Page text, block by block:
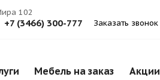
102
+7 (3466) 300-777 Заказать звонок
Мебель на заказ Акции